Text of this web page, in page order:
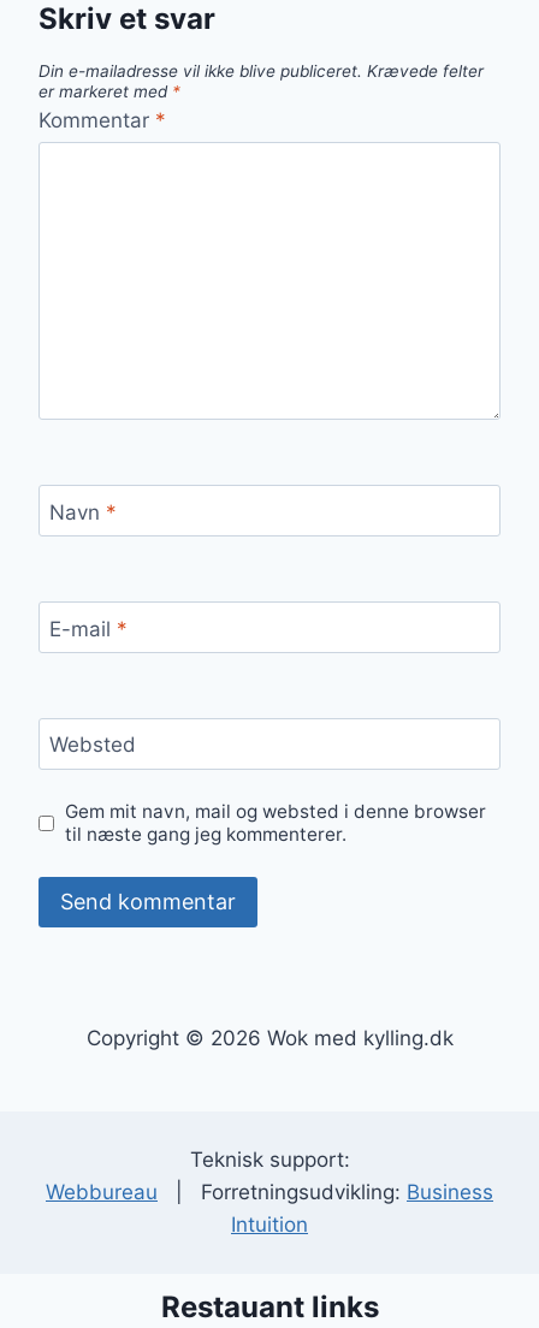
Skriv et svar
Din e-mailadresse vil ikke blive publiceret. Krævede felter
er markeret med *
Kommentar *
Navn *
E-mail *
Websted
Gem mit navn, mail og websted i denne browser
til næste gang jeg kommenterer.
Copyright © 2026 Wok med kylling.dk
Teknisk support:
Webbureau | Forretningsudvikling: Business
Intuition
Restauant links